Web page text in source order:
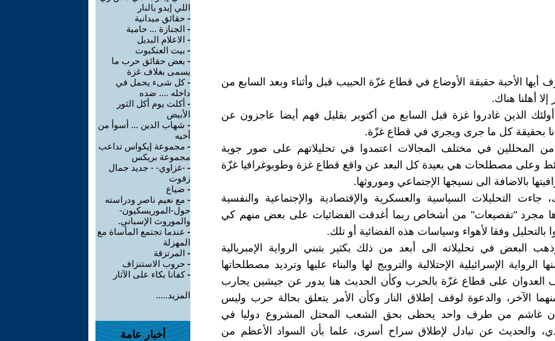
أيها الأحبة حقيقة الأوضاع في قطاع غزّة الحبيب قبل وأثناء وبعد السابع من
إلا أهلنا هناك.
الذين غادروا غزة قبل السابع من أكتوبر بقليل فهم أيضا عاجزون عن
بحقيقة كل ما جرى ويجري في قطاع غزّة.
من المحللين في مختلف المجالات اعتمدوا في تحليلاتهم على صور جوية
وعلى مصطلحات هي بعيدة كل البعد عن واقع قطاع غزة وطوبوغرافيا غزّة
بالاضافة الى نسيجها الإجتماعي وموروثها.
جاءت التحليلات السياسية والعسكرية والإقتصادية والإجتماعية والنفسية
مجرد "تفصيعات" من أشخاص ربما أغدقت الفضائيات على بعض منهم كي
بالتحليل وفقا لأهواء وسياسات هذه الفضائية أو تلك.
البعض في تحليلاته الى أبعد من ذلك بكثير بتبني الرواية الإمبريالية
الرواية الإسرائيلية الإحتلالية والترويج لها والبناء عليها وترديد مصطلحاتها
العدوان على قطاع غزّة بالحرب وكأن الحديث هنا يدور عن جيشين يحارب
الآخر، والدعوة لوقف إطلاق النار وكأن الأمر يتعلق بحالة حرب وليس
غاشم من طرف واحد يحظى بحق الشعب المحتل المشروع دوليا في
والحديث عن تبادل لإطلاق سراح أسرى، علما بأن السواد الأعظم من
اللي إيدو بالنار
- حقائق ميدانية
- الجنازة ... حامية
- الاعلام البديل
- بيت العنكبوت
- بعض حقائق حرب ما
يسمى بغلاف غزة
-كل شىء يحمل في
داخله .... ضده
- أكلت يوم أكل الثور
الأبيض
- شهاب الدين ... أسوأ من
أخيه
- مجموعة إيكواس تداعب
مجموعة بريكس
- -غزاوي- - جديد جمال
زقوت
- ضياع
- مع نعيم ناصر ودراسته
حول-الموريسكيون-
والموروث الإسباني.
- عندما تجتمع المأساة مع
المهزلة
- المرتزقة
- حروب الاستنزاف
-كفانا بكاء على الآثار
المزيد.....
أخبار عامة